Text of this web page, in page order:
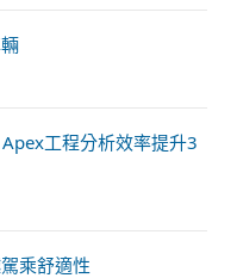
工程分析效率提升3
乘舒適性